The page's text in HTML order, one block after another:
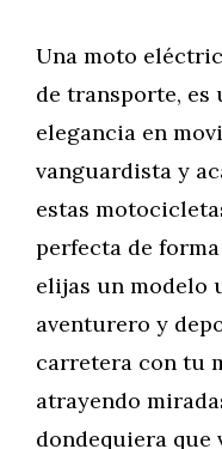
Una moto
de transporte, es
elegancia en
vanguardista y
estas
perfecta de
elijas un modelo
aventurero y
carretera con tu
atrayendo
dondequiera que